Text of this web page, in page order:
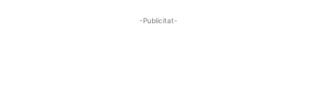
-Publicitat-